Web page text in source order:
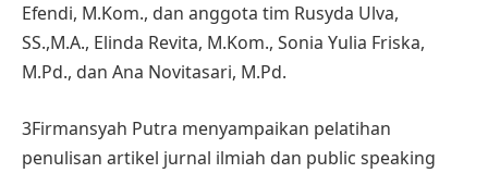
Efendi, M.Kom., dan anggota tim Rusyda Ulva,
SS.,M.A., Elinda Revita, M.Kom., Sonia Yulia Friska,
M.Pd., dan Ana Novitasari, M.Pd.
3Firmansyah Putra menyampaikan pelatihan
penulisan artikel jurnal ilmiah dan public speaking